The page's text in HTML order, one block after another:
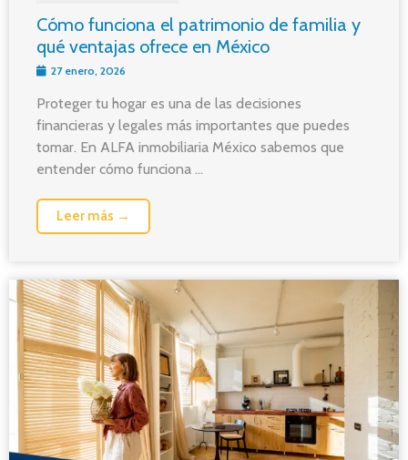
Cómo funciona el patrimonio de familia y
qué ventajas ofrece en México
27 enero, 2026
Proteger tu hogar es una de las decisiones
financieras y legales más importantes que puedes
tomar. En ALFA inmobiliaria México sabemos que
entender cómo funciona ...
Leer más →